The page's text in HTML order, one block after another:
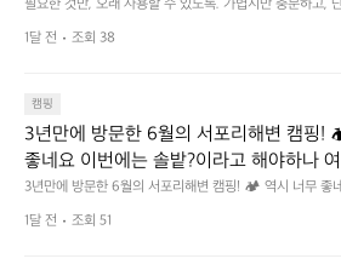
이 디자인과 사용감은, 꼭 직접 손으로 만
해 보시기를 바랍니다.
어의 경계를 자연스럽게 이어주는 RIDGE
GEAR. 키네틱웍스에서 만나보세요.
필요한 것만, 오래 사용할 수 있도록. 가볍지만 충분하고, 단
지 않은 디자인. 일상과 아웃도어의 경계를 자연스럽게 이
OUNTAIN GEAR. 키네틱웍스에서 만나보세요.
1달 전 조회 38
캠핑
3년만에 방문한 6월의 서포리해변 캠핑!
좋네요 이번에는 솔밭?이라고 해야하나 여
잡았는데 정말 시원하고 경치도 좋네요
맑은편, 아이들도 놀기 좋고 1박 2일은 넘
네요  .1박 1동 1만원 (수금은 7시쯤, 동네
3년만에 방문한 6월의 서포리해변 캠핑! 🏕 역시 너무 좋
밭?이라고 해야하나 여기에 자리를 잡았는데 정말 시원하
서해치고 물도 맑은편, 아이들도 놀기 좋고 1박 2일은 넘
1달 전 조회 51